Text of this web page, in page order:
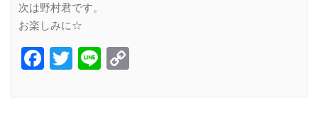
次は野村君です。
お楽しみに☆
Facebook
Twitter
Line